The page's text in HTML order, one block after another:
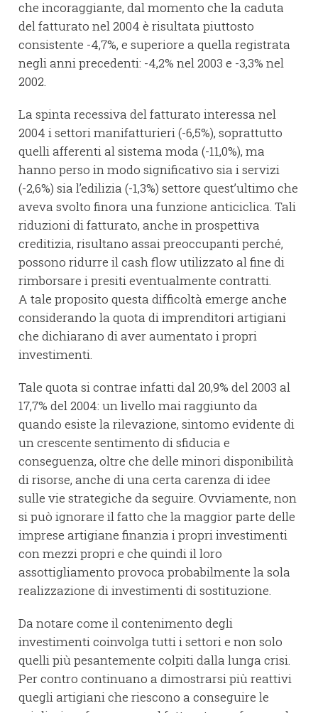
che incoraggiante, dal momento che la caduta
del fatturato nel 2004 è risultata piuttosto
consistente -4,7%, e superiore a quella registrata
negli anni precedenti: -4,2% nel 2003 e -3,3% nel
2002.
La spinta recessiva del fatturato interessa nel
2004 i settori manifatturieri (-6,5%), soprattutto
quelli afferenti al sistema moda (-11,0%), ma
hanno perso in modo significativo sia i servizi
(-2,6%) sia l’edilizia (-1,3%) settore quest’ultimo che
aveva svolto finora una funzione anticiclica. Tali
riduzioni di fatturato, anche in prospettiva
creditizia, risultano assai preoccupanti perché,
possono ridurre il cash flow utilizzato al fine di
rimborsare i presiti eventualmente contratti.
A tale proposito questa difficoltà emerge anche
considerando la quota di imprenditori artigiani
che dichiarano di aver aumentato i propri
investimenti.
Tale quota si contrae infatti dal 20,9% del 2003 al
17,7% del 2004: un livello mai raggiunto da
quando esiste la rilevazione, sintomo evidente di
un crescente sentimento di sfiducia e
conseguenza, oltre che delle minori disponibilità
di risorse, anche di una certa carenza di idee
sulle vie strategiche da seguire. Ovviamente, non
si può ignorare il fatto che la maggior parte delle
imprese artigiane finanzia i propri investimenti
con mezzi propri e che quindi il loro
assottigliamento provoca probabilmente la sola
realizzazione di investimenti di sostituzione.
Da notare come il contenimento degli
investimenti coinvolga tutti i settori e non solo
quelli più pesantemente colpiti dalla lunga crisi.
Per contro continuano a dimostrarsi più reattivi
quegli artigiani che riescono a conseguire le